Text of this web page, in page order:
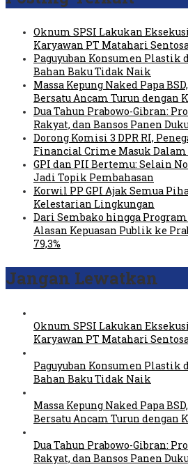
Oknum SPSI Lakukan
Karyawan PT Matahari
Paguyuban Konsumen Plastik
Bahan Baku Tidak Naik
Massa Kepung Naked Papa
Bersatu Ancam Turun dengan
Dua Tahun Prabowo-Gibran:
Rakyat, dan Bansos Panen
Dorong Komisi 3 DPR RI,
Financial Crime Masuk Dalam
GPI dan PII Bertemu: Selain
Jadi Topik Pembahasan
Korwil PP GPI Ajak Semua
Kelestarian Lingkungan
Dari Sembako hingga
Alasan Kepuasan Publik ke
79,3%
Jangan Lewatkan
Oknum SPSI Lakukan
Karyawan PT Matahari
Paguyuban Konsumen Plastik
Bahan Baku Tidak Naik
Massa Kepung Naked Papa
Bersatu Ancam Turun dengan
Dua Tahun Prabowo-Gibran:
Rakyat, dan Bansos Panen